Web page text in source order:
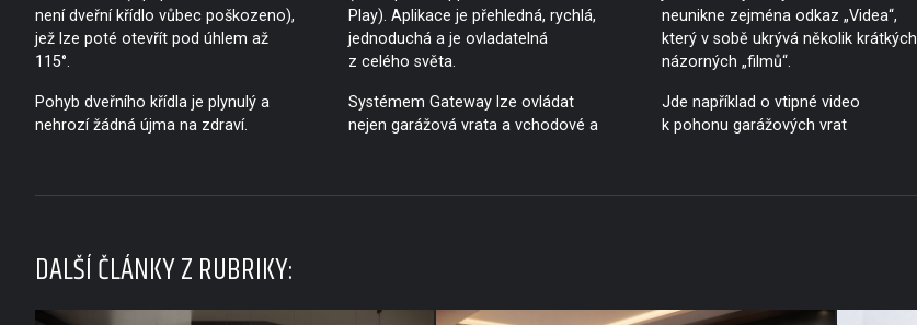
není dveřní křídlo vůbec poškozeno),
jež lze poté otevřít pod úhlem až
115°.
Pohyb dveřního křídla je plynulý a
nehrozí žádná újma na zdraví.
Play). Aplikace je přehledná, rychlá,
jednoduchá a je ovladatelná
z celého světa.
Systémem Gateway lze ovládat
nejen garážová vrata a vchodové a
neunikne zejména odkaz „Videa“,
který v sobě ukrývá několik krátkých
názorných „filmů“.
Jde například o vtipné video
k pohonu garážových vrat
DALŠÍ ČLÁNKY Z RUBRIKY: